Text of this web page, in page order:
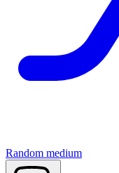
Random medium